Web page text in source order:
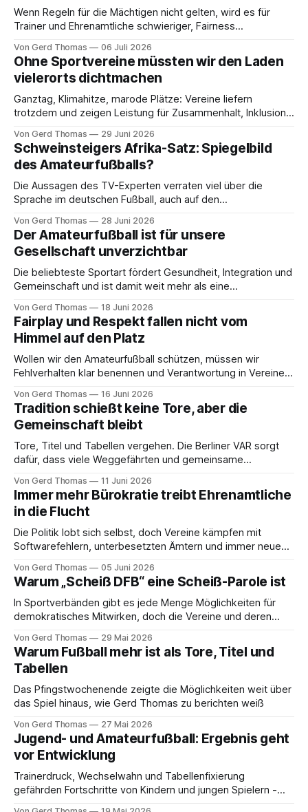
Wenn Regeln für die Mächtigen nicht gelten, wird es für
Trainer und Ehrenamtliche schwieriger, Fairness
Von Gerd Thomas 06 Juli 2026
Ohne Sportvereine müssten wir den Laden
vielerorts dichtmachen
Ganztag, Klimahitze, marode Plätze: Vereine liefern
trotzdem und zeigen Leistung für Zusammenhalt, Inklusion,
Von Gerd Thomas 29 Juni 2026
Schweinsteigers Afrika-Satz: Spiegelbild
des Amateurfußballs?
Die Aussagen des TV-Experten verraten viel über die
Sprache im deutschen Fußball, auch auf den
Von Gerd Thomas 28 Juni 2026
Der Amateurfußball ist für unsere
Gesellschaft unverzichtbar
Die beliebteste Sportart fördert Gesundheit, Integration und
Gemeinschaft und ist damit weit mehr als eine
Von Gerd Thomas 18 Juni 2026
Fairplay und Respekt fallen nicht vom
Himmel auf den Platz
Wollen wir den Amateurfußball schützen, müssen wir
Fehlverhalten klar benennen und Verantwortung in Vereinen
Von Gerd Thomas 16 Juni 2026
Tradition schießt keine Tore, aber die
Gemeinschaft bleibt
Tore, Titel und Tabellen vergehen. Die Berliner VAR sorgt
dafür, dass viele Weggefährten und gemeinsame
Von Gerd Thomas 11 Juni 2026
Immer mehr Bürokratie treibt Ehrenamtliche
in die Flucht
Die Politik lobt sich selbst, doch Vereine kämpfen mit
Softwarefehlern, unterbesetzten Ämtern und immer neuen
Von Gerd Thomas 05 Juni 2026
Warum „Scheiß DFB“ eine Scheiß-Parole ist
In Sportverbänden gibt es jede Menge Möglichkeiten für
demokratisches Mitwirken, doch die Vereine und deren
Von Gerd Thomas 29 Mai 2026
Warum Fußball mehr ist als Tore, Titel und
Tabellen
Das Pfingstwochenende zeigte die Möglichkeiten weit über
das Spiel hinaus, wie Gerd Thomas zu berichten weiß
Von Gerd Thomas 27 Mai 2026
Jugend- und Amateurfußball: Ergebnis geht
vor Entwicklung
Trainerdruck, Wechselwahn und Tabellenfixierung
gefährden Fortschritte von Kindern und jungen Spielern -